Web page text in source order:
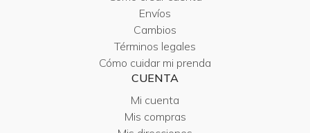
Envíos
Cambios
Términos legales
Cómo cuidar mi prenda
CUENTA
Mi cuenta
Mis compras